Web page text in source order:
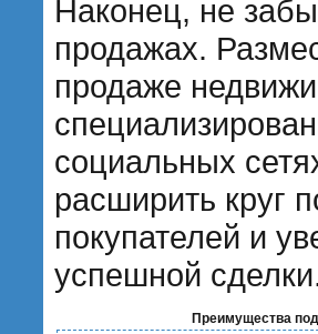
Наконец, не
продажах.
продаже
социальных
расширить круг
покупателей и
успешной
Преимущества